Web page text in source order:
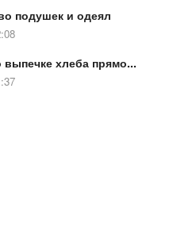
подушек и одеял
хлеба прямо...